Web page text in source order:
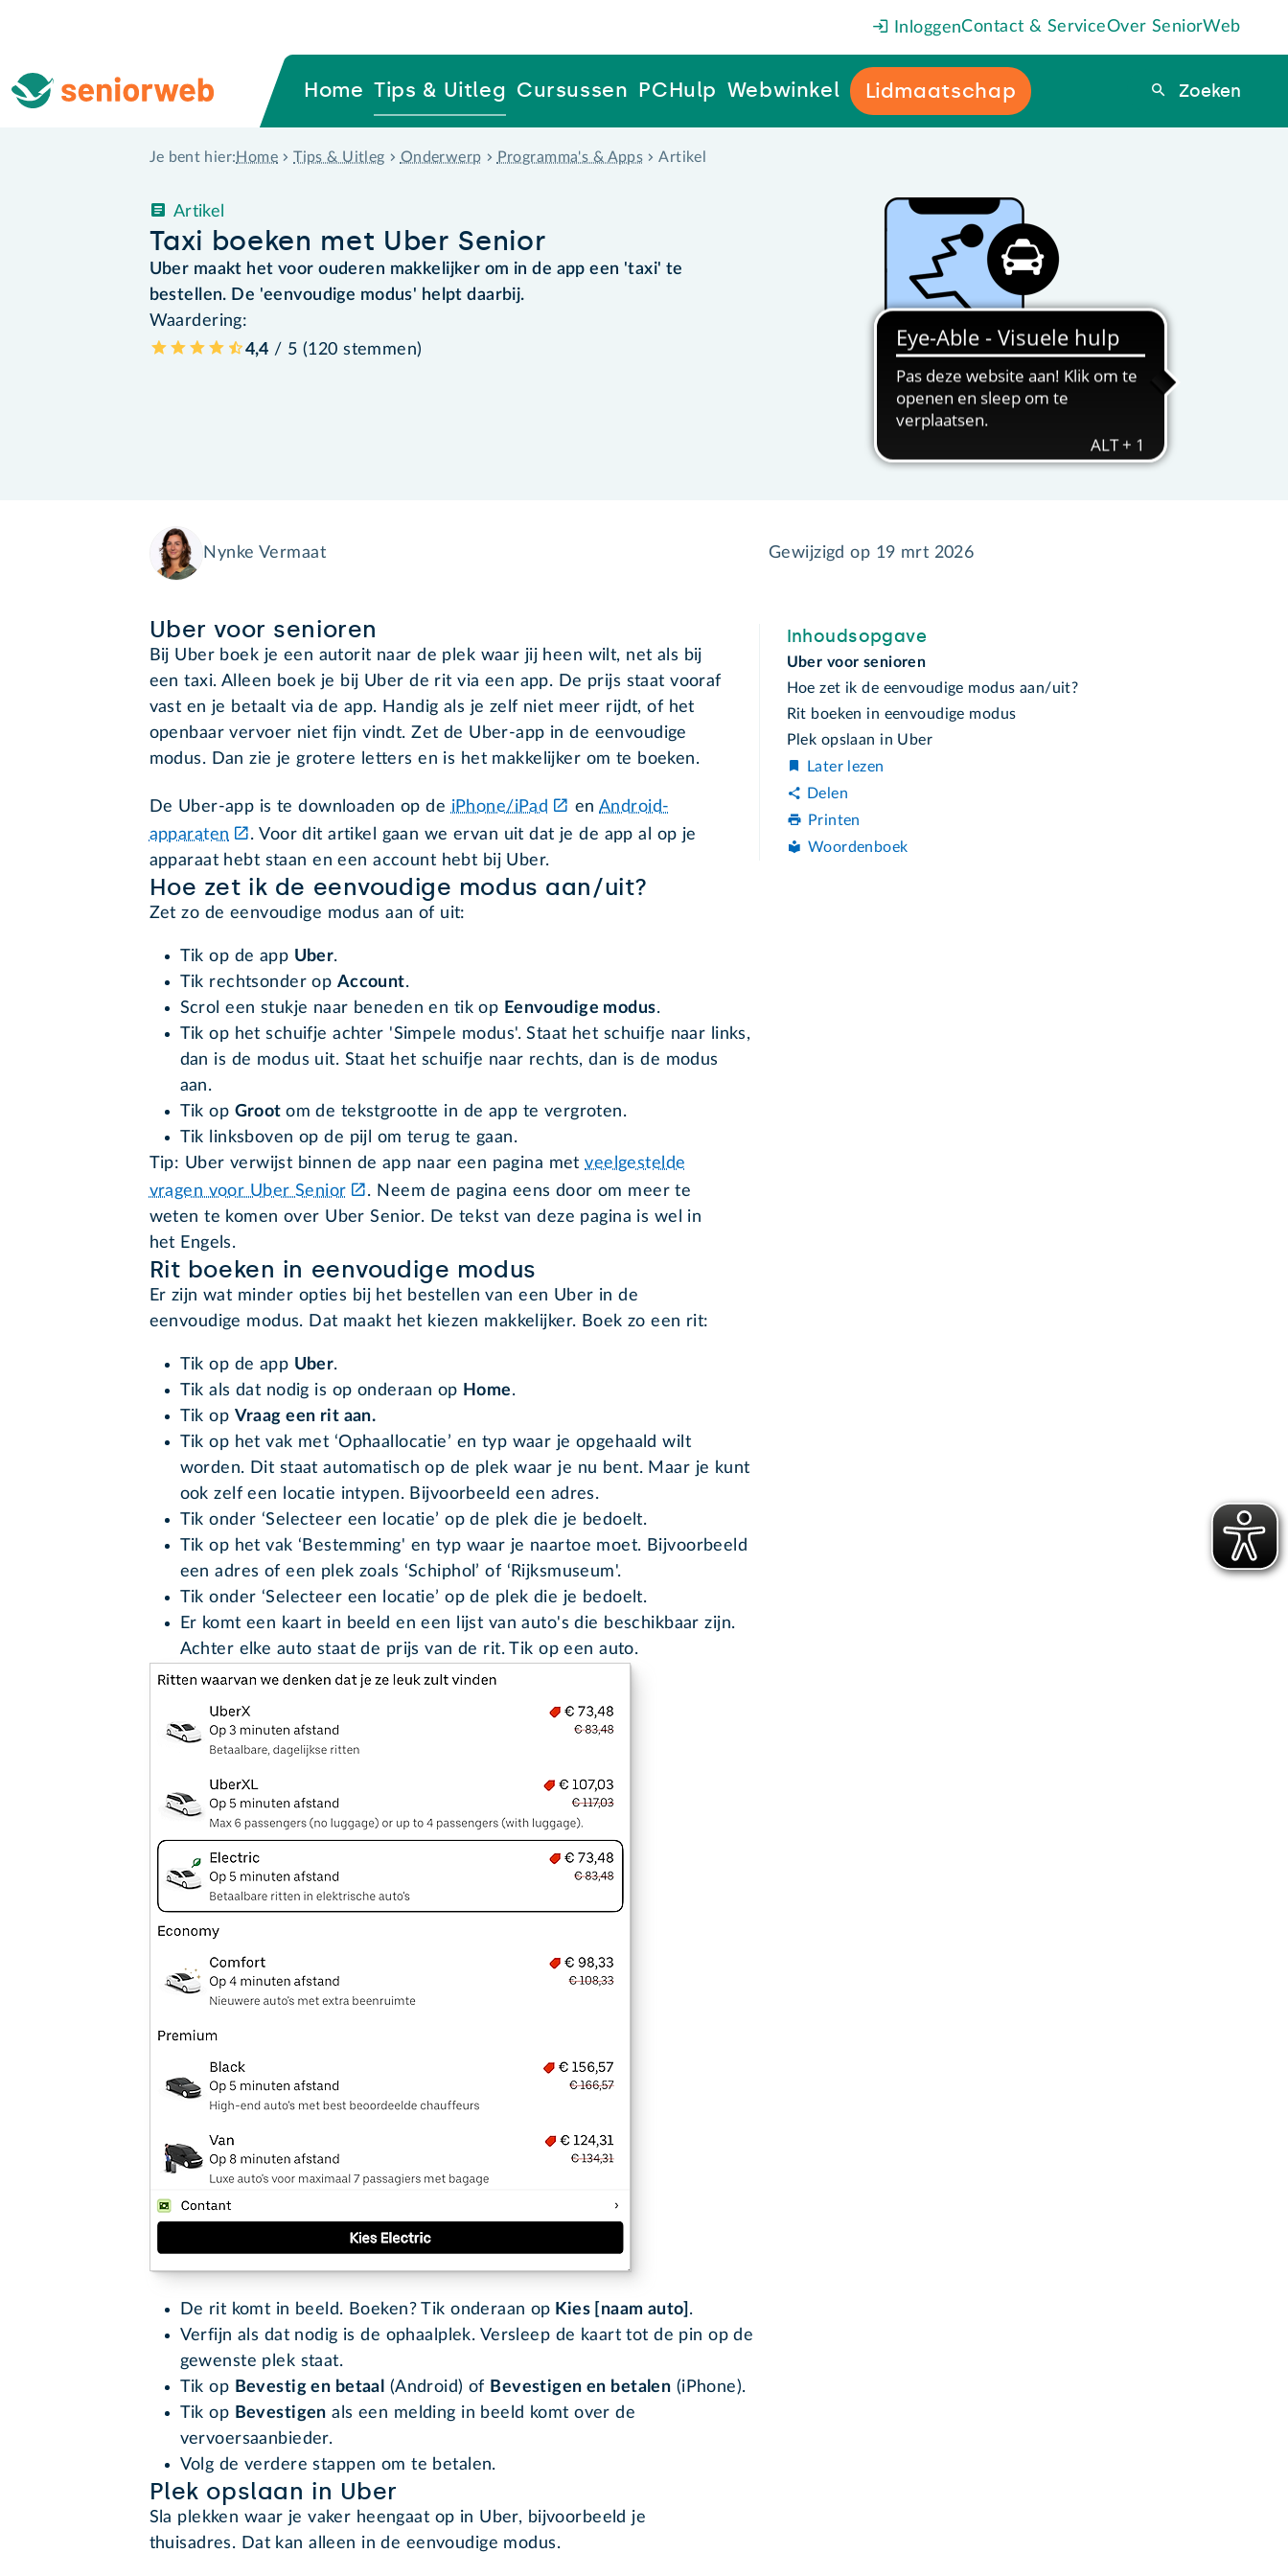
InloggenContact & ServiceOver SeniorWeb
Home Tips & Uitleg Cursussen PCHulp Webwinkel Lidmaatschap Zoeken
Zoeken
Je bent hier: Home Tips & Uitleg Onderwerp Programma's & Apps Artikel
Taxi boeken met Uber Senior
Artikel
Uber maakt het voor ouderen makkelijker om in de app een 'taxi' te
bestellen. De 'eenvoudige modus' helpt daarbij.
Waardering:
4,4 / 5 (120 stemmen)
Nynke Vermaat Gewijzigd op 19 mrt 2026
Uber voor senioren
Bij Uber boek je een autorit naar de plek waar jij heen wilt, net als bij
een taxi. Alleen boek je bij Uber de rit via een app. De prijs staat vooraf
vast en je betaalt via de app. Handig als je zelf niet meer rijdt, of het
openbaar vervoer niet fijn vindt. Zet de Uber-app in de eenvoudige
modus. Dan zie je grotere letters en is het makkelijker om te boeken.
De Uber-app is te downloaden op de iPhone/iPad enAndroid-
apparaten
. Voor dit artikel gaan we ervan uit dat je de app al op je
apparaat hebt staan en een account hebt bij Uber.
Hoe zet ik de eenvoudige modus aan/uit?
Zet zo de eenvoudige modus aan of uit:
Tik op de app Uber.
Tik rechtsonder op Account.
Scrol een stukje naar beneden en tik op Eenvoudige modus.
Tik op het schuifje achter 'Simpele modus'. Staat het schuifje naar links,
dan is de modus uit. Staat het schuifje naar rechts, dan is de modus
aan.
Tik op Grootom de tekstgrootte in de app te vergroten.
Tik linksboven op de pijl om terug te gaan.
Tip: Uber verwijst binnen de app naar een pagina metveelgestelde
vragen voor Uber Senior
. Neem de pagina eens door om meer te
weten te komen over Uber Senior. De tekst van deze pagina is wel in
het Engels.
Rit boeken in eenvoudige modus
Er zijn wat minder opties bij het bestellen van een Uber in de
eenvoudige modus. Dat maakt het kiezen makkelijker. Boek zo een rit:
Tik op de app Uber.
Tik als dat nodig is op onderaan op Home.
Tik op Vraag een rit aan.
Tik op het vak met ‘Ophaallocatie’ en typ waar je opgehaald wilt
worden. Dit staat automatisch op de plek waar je nu bent. Maar je kunt
ook zelf een locatie intypen. Bijvoorbeeld een adres.
Tik onder ‘Selecteer een locatie’ op de plek die je bedoelt.
Tik op het vak ‘Bestemming' en typ waar je naartoe moet. Bijvoorbeeld
een adres of een plek zoals ‘Schiphol’ of ‘Rijksmuseum'.
Tik onder ‘Selecteer een locatie’ op de plek die je bedoelt.
Er komt een kaart in beeld en een lijst van auto's die beschikbaar zijn.
Achter elke auto staat de prijs van de rit. Tik op een auto.
De rit komt in beeld. Boeken? Tik onderaan op Kies [naam auto] .
Verfijn als dat nodig is de ophaalplek. Versleep de kaart tot de pin op de
gewenste plek staat.
Tik op Bevestig en betaal (Android) of Bevestigen en betalen (iPhone).
Tik op Bevestigen als een melding in beeld komt over de
vervoersaanbieder.
Volg de verdere stappen om te betalen.
Plek opslaan in Uber
Sla plekken waar je vaker heengaat op in Uber, bijvoorbeeld je
thuisadres. Dat kan alleen in de eenvoudige modus.
Inhoudsopgave
Uber voor senioren
Hoe zet ik de eenvoudige modus aan/uit?
Rit boeken in eenvoudige modus
Plek opslaan in Uber
Later lezen
Delen
Printen
Woordenboek